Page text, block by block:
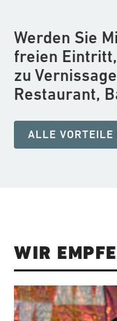
Werden Sie
freien
zu
Restaurant,
ALLE VORTEILE
WIR